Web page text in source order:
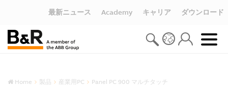
最新ニュース Academy キャリア ダウンロード
Home 製品 産業用PC Panel PC 900 マルチタッチ